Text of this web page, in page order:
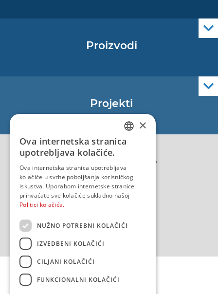
Proizvodi
Projekti
EU - Projekt Core
EU - EU/IPA Projekt JASPPer
EU - Projekt NauTour
Politika kvalitete
CROATIAN
×
Ova internetska stranica
upotrebljava kolačiće.
Ova internetska stranica upotrebljava
kolačiće u svrhe poboljšanja korisničkog
iskustva. Uporabom internetske stranice
prihvaćate sve kolačiće sukladno našoj
Politici kolačića.
NUŽNO POTREBNI KOLAČIĆI
IZVEDBENI KOLAČIĆI
CILJANI KOLAČIĆI
FUNKCIONALNI KOLAČIĆI